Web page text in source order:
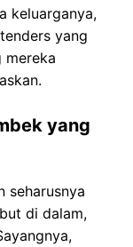
keluarganya,
yang
mereka
yang
seharusnya
di dalam,